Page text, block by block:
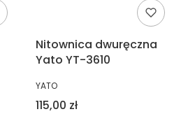
Nitownica dwuręczna
Yato YT-3610
PRODUCENT
YATO
Cena
115,00 zł